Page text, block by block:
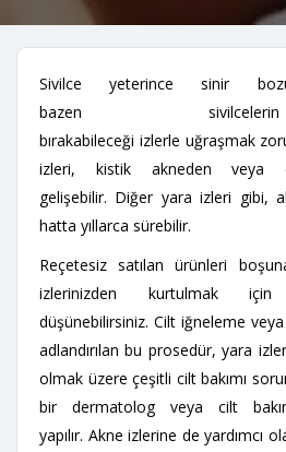
Sivilce yeterince sinir
bazen
bırakabileceği izlerle uğraşmak
izleri, kistik akneden veya
gelişebilir. Diğer yara izleri gibi,
hatta yıllarca sürebilir.
Reçetesiz satılan ürünleri
izlerinizden kurtulmak
düşünebilirsiniz. Cilt iğneleme
adlandırılan bu prosedür, yara
olmak üzere çeşitli cilt bakımı
bir dermatolog veya cilt
yapılır. Akne izlerine de yardımcı